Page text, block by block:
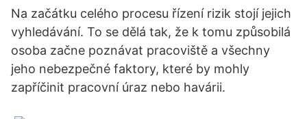
Na začátku celého procesu řízení rizik stojí jejich
vyhledávání. To se dělá tak, že k tomu způsobilá
osoba začne poznávat pracoviště a všechny
jeho nebezpečné faktory, které by mohly
zapříčinit pracovní úraz nebo havárii.